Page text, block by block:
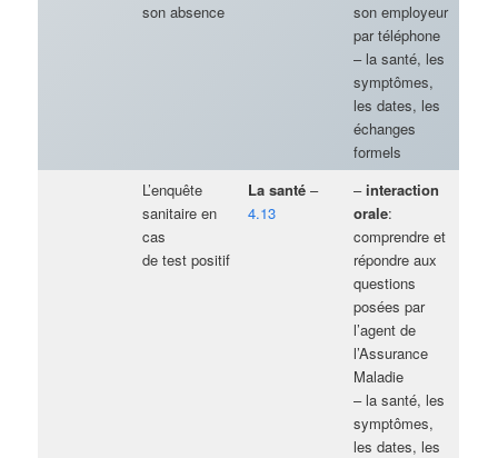
son absence
son employeur
par téléphone
– la santé, les
symptômes,
les dates, les
échanges
formels
L’enquête
sanitaire en
cas
de test positif
La santé –
4.13
–interaction
orale:
comprendre et
répondre aux
questions
posées par
l’agent de
l’Assurance
Maladie
– la santé, les
symptômes,
les dates, les